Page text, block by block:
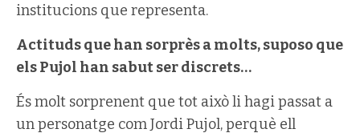
institucions que representa.
Actituds que han sorprès a molts, suposo que
els Pujol han sabut ser discrets…
És molt sorprenent que tot això li hagi passat a
un personatge com Jordi Pujol, perquè ell